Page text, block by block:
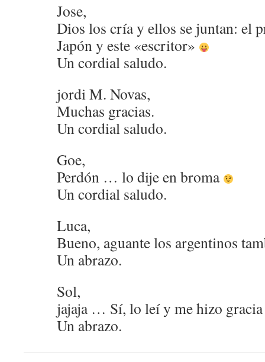
Jose,
Dios los cría y ellos se juntan: el
Japón y este «escritor»
Un cordial saludo.
jordi M. Novas,
Muchas gracias.
Un cordial saludo.
Goe,
Perdón … lo dije en broma
Un cordial saludo.
Luca,
Bueno, aguante los argentinos
Un abrazo.
Sol,
jajaja … Sí, lo leí y me hizo
Un abrazo.